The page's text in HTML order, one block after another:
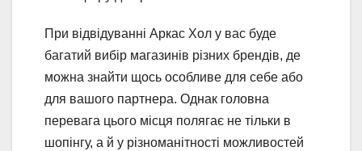
При відвідуванні Аркас Хол у вас буде
багатий вибір магазинів різних брендів, де
можна знайти щось особливе для себе або
для вашого партнера. Однак головна
перевага цього місця полягає не тільки в
шопінгу, а й у різноманітності можливостей